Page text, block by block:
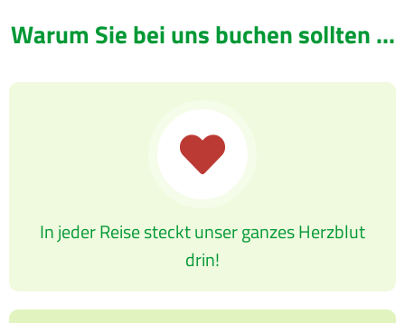
Warum Sie bei uns buchen sollten ...
In jeder Reise steckt unser ganzes Herzblut
drin!